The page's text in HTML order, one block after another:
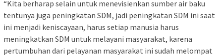
“Kita berharap selain untuk menevisienkan sumber air baku
tentunya juga peningkatan SDM, jadi peningkatan SDM ini saat
ini menjadi keniscayaan, harus setiap manusia harus
meningkatkan SDM untuk melayani masyarakat, karena
pertumbuhan dari pelayanan masyarakat ini sudah melompat